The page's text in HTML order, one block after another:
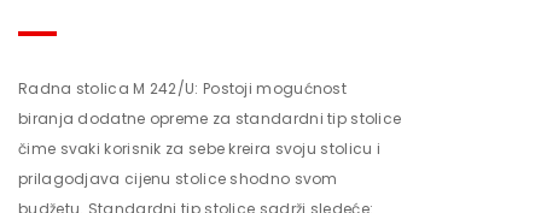
Radna stolica M 242/U: Postoji mogućnost
biranja dodatne opreme za standardni tip stolice
čime svaki korisnik za sebe kreira svoju stolicu i
prilagodjava cijenu stolice shodno svom